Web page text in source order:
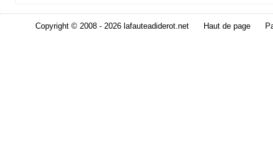
Copyright © 2008 - 2026 lafauteadiderot.net Haut de page